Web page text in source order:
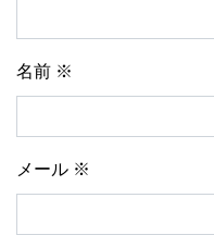
名前 ※
メール ※